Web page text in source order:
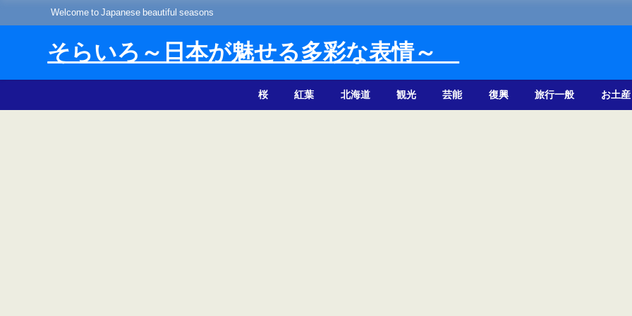
Welcome to Japanese beautiful seasons
そらいろ～日本が魅せる多彩な表情～
桜 紅葉 北海道 観光 芸能 復興 旅行一般 お土